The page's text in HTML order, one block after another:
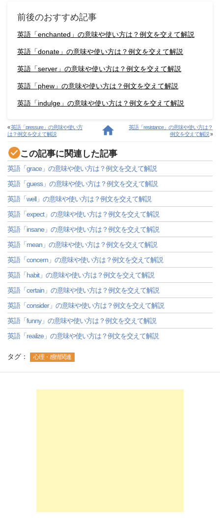
前後のおすすめ記事
英語「enchanted」の意味や使い方は？例文を交えて解説
英語「donate」の意味や使い方は？例文を交えて解説
英語「server」の意味や使い方は？例文を交えて解説
英語「phew」の意味や使い方は？例文を交えて解説
英語「indulge」の意味や使い方は？例文を交えて解説
«英語「pressure」の意味や使い方
は？例文を交えて解説
英語「resistance」の意味や使い方は？
例文を交えて解説»
この記事に関連した記事
英語「grace」の意味や使い方は？例文を交えて解説
英語「guess」の意味や使い方は？例文を交えて解説
英語「well」の意味や使い方は？例文を交えて解説
英語「expect」の意味や使い方は？例文を交えて解説
英語「insane」の意味や使い方は？例文を交えて解説
英語「mean」の意味や使い方は？例文を交えて解説
英語「concern」の意味や使い方は？例文を交えて解説
英語「habit」の意味や使い方は？例文を交えて解説
英語「certain」の意味や使い方は？例文を交えて解説
英語「consider」の意味や使い方は？例文を交えて解説
英語「funny」の意味や使い方は？例文を交えて解説
英語「realize」の意味や使い方は？例文を交えて解説
タグ： 心理・感情関連